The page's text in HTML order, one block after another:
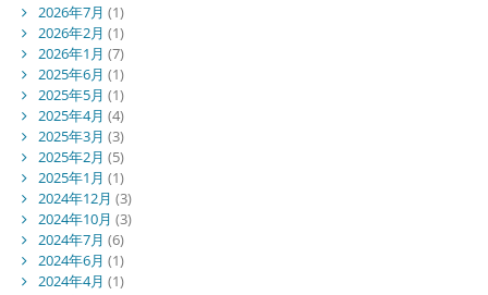
2026年7月 (1)
2026年2月 (1)
2026年1月 (7)
2025年6月 (1)
2025年5月 (1)
2025年4月 (4)
2025年3月 (3)
2025年2月 (5)
2025年1月 (1)
2024年12月 (3)
2024年10月 (3)
2024年7月 (6)
2024年6月 (1)
2024年4月 (1)